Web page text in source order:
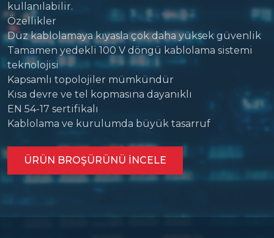
kullanılabilir.
Özellikler
Düz kablolamaya kıyasla çok daha yüksek güvenlik
Tamamen yedekli 100 V döngü kablolama sistemi
teknolojisi
Kapsamlı topolojiler mümkündür
Kısa devre ve tel kopmasına dayanıklı
EN 54-17 sertifikalı
Kablolama ve kurulumda büyük tasarruf
ÜRÜN BROŞÜRÜNÜ INCELE